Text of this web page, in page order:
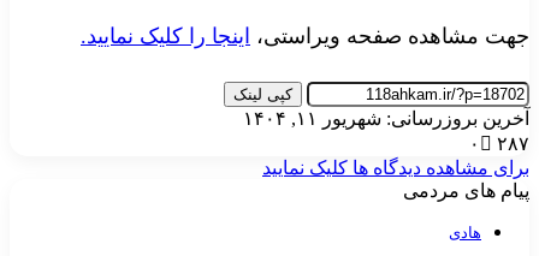
جهت مشاهده صفحه ویراستی، اینجا را کلیک نمایید.
کپی لینک
آخرین بروزرسانی: شهریور ۱۱, ۱۴۰۴
۰
۲۸۷
برای مشاهده دیدگاه ها کلیک نمایید
پیام های مردمی
هادی